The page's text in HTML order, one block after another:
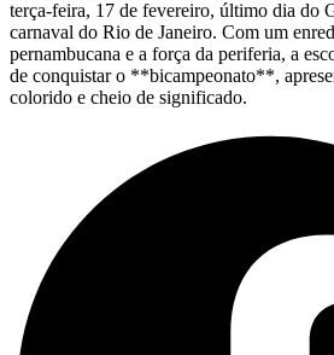
terça-feira, 17 de fevereiro, último dia do
carnaval do Rio de Janeiro. Com um
pernambucana e a força da periferia, a
de conquistar o **bicampeonato**,
colorido e cheio de significado.